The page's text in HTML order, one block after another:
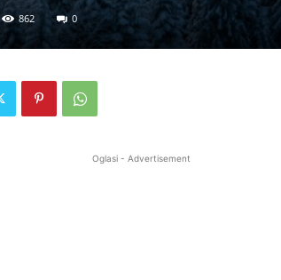
862 0
Oglasi - Advertisement